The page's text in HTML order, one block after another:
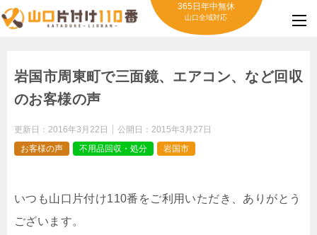
365日年中無休
山口全域対応
岩国市周東町で三面鏡、エアコン、など回収
のお客様の声
更新日： 2016年3月22日 公開日： 2015年3月27日
お客様の声
不用品回収・処分 岩国市
いつも山口片付け110番をご利用いただき、ありがとう
ございます。